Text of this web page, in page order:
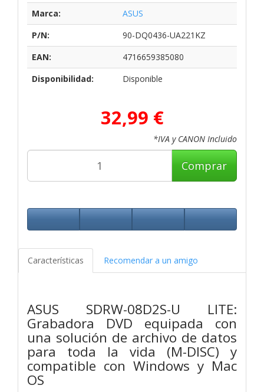
Marca:
ASUS
P/N:
90-DQ0436-UA221KZ
EAN:
4716659385080
Disponibilidad:
Disponible
32,99 €
*IVA y CANON Incluido
Comprar
Características Recomendar a un amigo
ASUS SDRW-08D2S-U LITE:
Grabadora DVD equipada con
una solución de archivo de datos
para toda la vida (M-DISC) y
compatible con Windows y Mac
OS